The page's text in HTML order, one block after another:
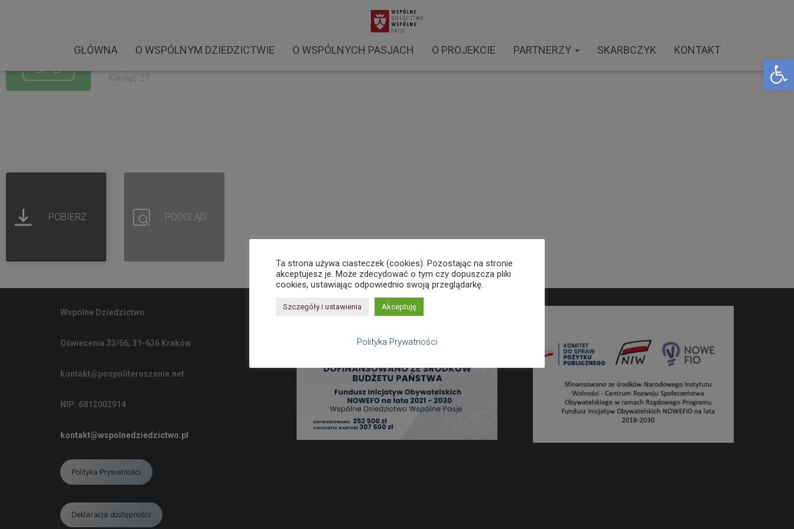
Open toolbar
GŁÓWNA O WSPÓLNYM DZIEDZICTWIE O WSPÓLNYCH PASJACH O PROJEKCIE PARTNERZY SKARBCZYK KONTAKT
Created: 04-09-2022
Kliknięć: 27
POBIERZ PODGLĄD
Wspólne Dziedzictwo
Oświecenia 33/66, 31-636 Kraków
kontakt@pospoliteruszenie.net
NIP: 6812002914
kontakt@wspolnedziedzictwo.pl
Polityka Prywatności
Deklaracja dostępności
Ta strona używa ciasteczek (cookies). Pozostając na stronie
akceptujesz je. Może zdecydować o tym czy dopuszcza pliki
cookies, ustawiając odpowiednio swoją przeglądarkę.
Szczegóły i ustawienia Akceptuję
Polityka Prywatności